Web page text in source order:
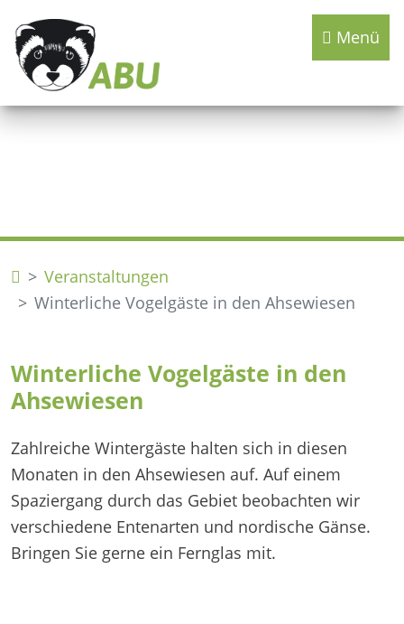
Menü
Veranstaltungen
Winterliche Vogelgäste in den Ahsewiesen
Winterliche Vogelgäste in den
Ahsewiesen
Zahlreiche Wintergäste halten sich in diesen
Monaten in den Ahsewiesen auf. Auf einem
Spaziergang durch das Gebiet beobachten wir
verschiedene Entenarten und nordische Gänse.
Bringen Sie gerne ein Fernglas mit.